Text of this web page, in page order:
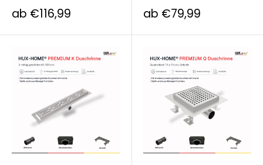
Sonderpreis
ab €116,99 Sonderpreis
ab €79,99